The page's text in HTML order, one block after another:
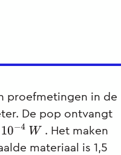
proefmetingen in de
De pop ontvangt
−4
. Het maken
materiaal is 1,5